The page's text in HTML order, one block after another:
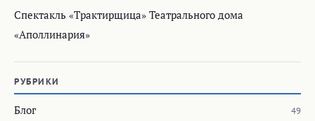
Спектакль «Трактирщица» Театрального дома
«Аполлинария»
РУБРИКИ
Блог 49